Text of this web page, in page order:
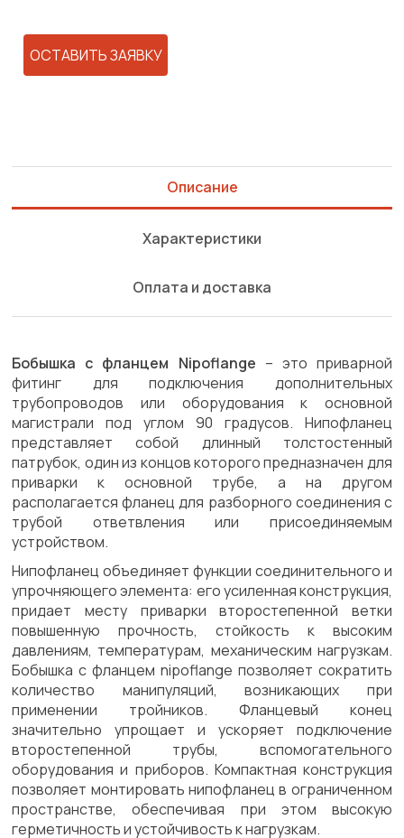
ОСТАВИТЬ ЗАЯВКУ
Описание
Характеристики
Оплата и доставка
Бобышка с фланцем Nipoflange – это приварной
фитинг для подключения дополнительных
трубопроводов или оборудования к основной
магистрали под углом 90 градусов. Нипофланец
представляет собой длинный толстостенный
патрубок, один из концов которого предназначен для
приварки к основной трубе, а на другом
располагается фланец для разборного соединения с
трубой ответвления или присоединяемым
устройством.
Нипофланец объединяет функции соединительного и
упрочняющего элемента: его усиленная конструкция,
придает месту приварки второстепенной ветки
повышенную прочность, стойкость к высоким
давлениям, температурам, механическим нагрузкам.
Бобышка с фланцем nipoflange позволяет сократить
количество манипуляций, возникающих при
применении тройников. Фланцевый конец
значительно упрощает и ускоряет подключение
второстепенной трубы, вспомогательного
оборудования и приборов. Компактная конструкция
позволяет монтировать нипофланец в ограниченном
пространстве, обеспечивая при этом высокую
герметичность и устойчивость к нагрузкам.